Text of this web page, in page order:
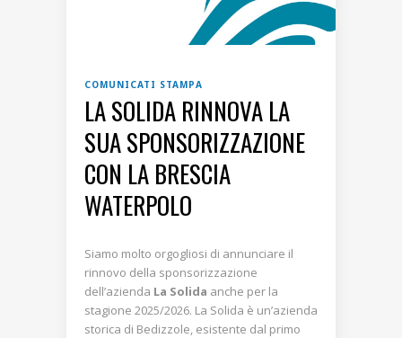
COMUNICATI STAMPA
LA SOLIDA RINNOVA LA
SUA SPONSORIZZAZIONE
CON LA BRESCIA
WATERPOLO
Siamo molto orgogliosi di annunciare il
rinnovo della sponsorizzazione
dell’azienda La Solida anche per la
stagione 2025/2026. La Solida è un’azienda
storica di Bedizzole, esistente dal primo